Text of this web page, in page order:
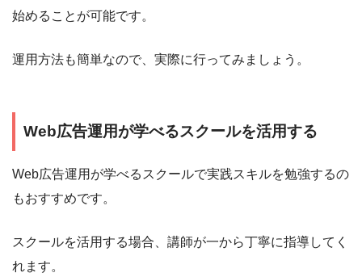
始めることが可能です。
運用方法も簡単なので、実際に行ってみましょう。
Web広告運用が学べるスクールを活用する
Web広告運用が学べるスクールで実践スキルを勉強するの
もおすすめです。
スクールを活用する場合、講師が一から丁寧に指導してく
れます。